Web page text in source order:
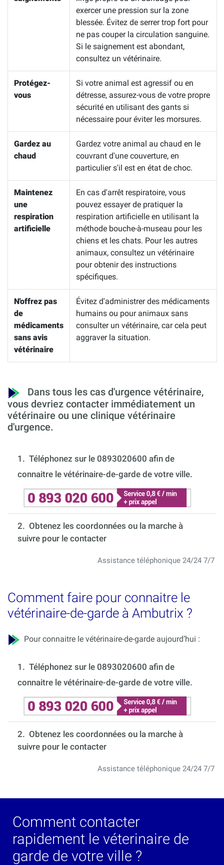
exercer une pression sur la zone
blessée. Évitez de serrer trop fort pour
ne pas couper la circulation sanguine.
Si le saignement est abondant,
consultez un vétérinaire.
Protégez-
vous
Si votre animal est agressif ou en
détresse, assurez-vous de votre propre
sécurité en utilisant des gants si
nécessaire pour éviter les morsures.
Gardez au
chaud
Gardez votre animal au chaud en le
couvrant d'une couverture, en
particulier s'il est en état de choc.
Maintenez
une
respiration
artificielle
En cas d'arrêt respiratoire, vous
pouvez essayer de pratiquer la
respiration artificielle en utilisant la
méthode bouche-à-museau pour les
chiens et les chats. Pour les autres
animaux, consultez un vétérinaire
pour obtenir des instructions
spécifiques.
N'offrez pas
de
médicaments
sans avis
vétérinaire
Évitez d'administrer des médicaments
humains ou pour animaux sans
consulter un vétérinaire, car cela peut
aggraver la situation.
Dans tous les cas d'urgence vétérinaire,
vous devriez contacter immédiatement un
vétérinaire ou une clinique vétérinaire
d'urgence.
1. Téléphonez sur le 0893020600 afin de
connaitre le vétérinaire-de-garde de votre ville.
2. Obtenez les coordonnées ou la marche à
suivre pour le contacter
Assistance téléphonique 24/24 7/7
Comment faire pour connaitre le
vétérinaire-de-garde à Ambutrix ?
Pour connaitre le vétérinaire-de-garde aujourd’hui :
1. Téléphonez sur le 0893020600 afin de
connaitre le vétérinaire-de-garde de votre ville.
2. Obtenez les coordonnées ou la marche à
suivre pour le contacter
Assistance téléphonique 24/24 7/7
Comment contacter
rapidement le véterinaire de
garde de votre ville ?